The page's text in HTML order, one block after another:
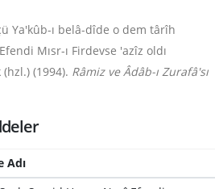
Ya'kûb-ı belâ-dîde o dem târîh
Mısr-ı Firdevse 'azîz oldı
(hzl.) (1994). Râmiz ve Âdâb-ı Zurafâ'sı
Adı